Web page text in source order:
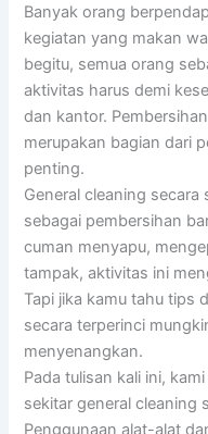
Banyak orang
kegiatan yang makan
begitu, semua orang
aktivitas harus demi
dan kantor.
merupakan bagian dari
penting.
General cleaning
sebagai pembersihan
cuman menyapu,
tampak, aktivitas ini
Tapi jika kamu tahu tips
secara terperinci
menyenangkan.
Pada tulisan kali ini,
sekitar general cleaning
Penggunaan alat-alat